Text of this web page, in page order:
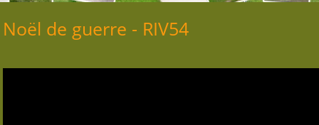
Noël de guerre - RIV54